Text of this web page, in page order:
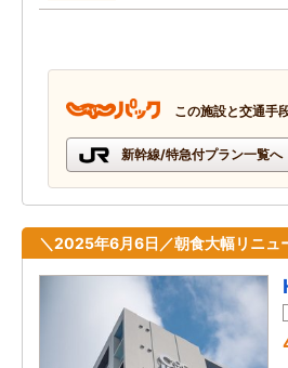
この施設と交通手
新幹線/特急付プラン一覧へ
＼2025年6月6日／朝食大幅リニ